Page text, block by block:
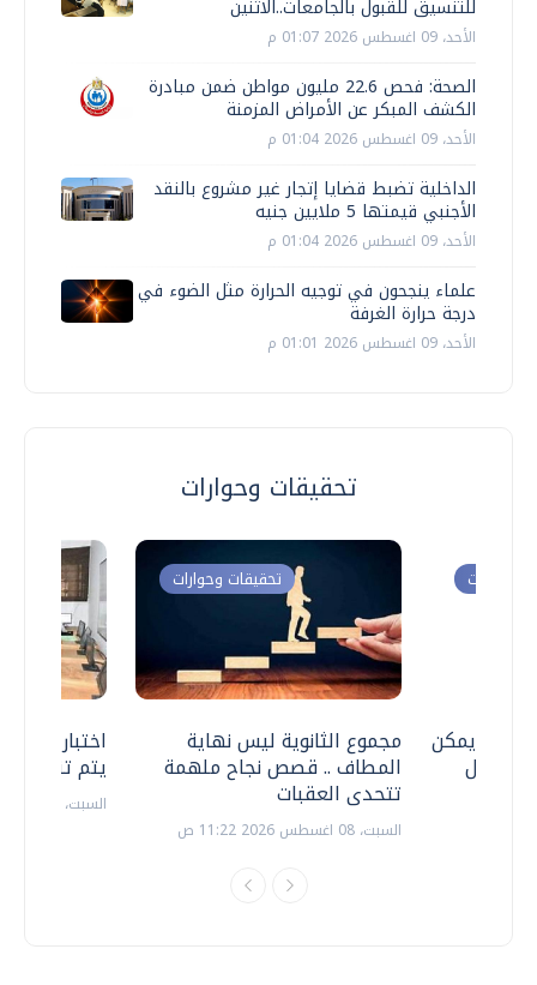
للتنسيق للقبول بالجامعات..الاثنين
الأحد، 09 اغسطس 2026 01:07 م
الصحة: فحص 22.6 مليون مواطن ضمن مبادرة
الكشف المبكر عن الأمراض المزمنة
الأحد، 09 اغسطس 2026 01:04 م
الداخلية تضبط قضايا إتجار غير مشروع بالنقد
الأجنبي قيمتها 5 ملايين جنيه
الأحد، 09 اغسطس 2026 01:04 م
علماء ينجحون في توجيه الحرارة مثل الضوء في
درجة حرارة الغرفة
الأحد، 09 اغسطس 2026 01:01 م
تحقيقات وحوارات
اختبارات
يتم
السبت، 18 يوليو 2026 09:22 ص
تحقيقات وحوارات
مجموع الثانوية ليس نهاية
المطاف .. قصص نجاح ملهمة
تتحدى العقبات
السبت، 08 اغسطس 2026 11:22 ص
وحوارات
.. هل يمكن
نتعامل